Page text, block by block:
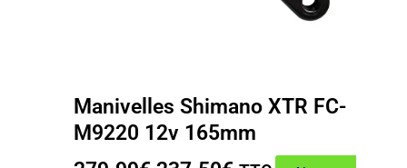
Manivelles Shimano XTR FC-
M9220 12v 165mm